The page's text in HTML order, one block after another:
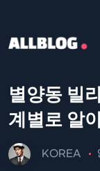
별양동 빌
계별로 알
KOREA